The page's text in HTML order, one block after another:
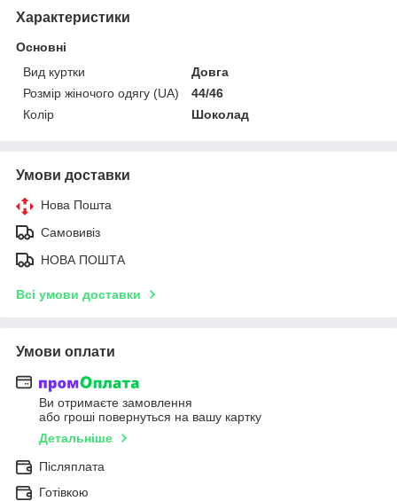
Характеристики
Основні
Вид куртки
Довга
Розмір жіночого одягу (UA)
44/46
Колір
Шоколад
Умови доставки
Нова Пошта
Самовивіз
НОВА ПОШТА
Всі умови доставки
Умови оплати
Ви отримаєте замовлення
або гроші повернуться на вашу картку
Детальніше
Післяплата
Готівкою